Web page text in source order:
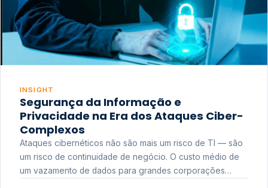
INSIGHT
Segurança da Informação e
Privacidade na Era dos Ataques Ciber-
Complexos
Ataques cibernéticos não são mais um risco de TI — são
um risco de continuidade de negócio. O custo médio de
um vazamento de dados para grandes corporações